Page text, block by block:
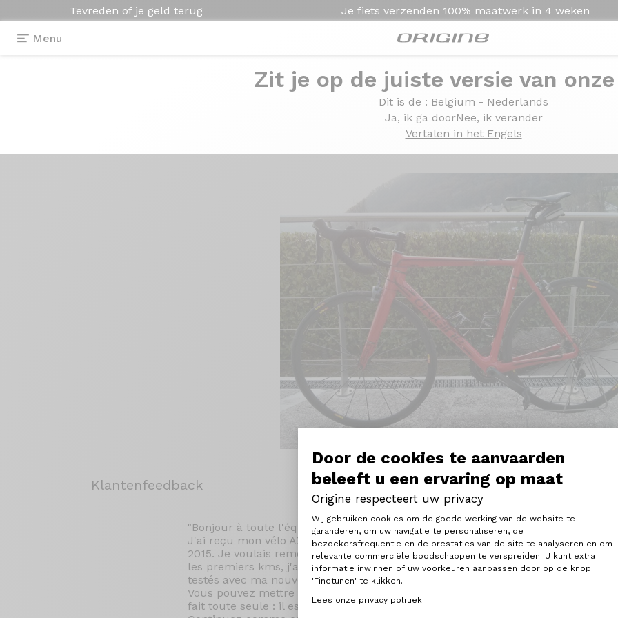
Door de cookies te aanvaarden
beleeft u een ervaring op maat
Origine respecteert uw privacy
Toestemmingsbeheerplatform:
Wij gebruiken cookies om de goede werking van de website te
garanderen, om uw navigatie te personaliseren, de
bezoekersfrequentie en de prestaties van de site te analyseren en om
relevante commerciële boodschappen te verspreiden. U kunt extra
informatie inwinnen of uw voorkeuren aanpassen door op de knop
'Finetunen' te klikken.
Lees onze privacy politiek
Axeptio consent
Tevreden of je geld terug Je fiets verzenden 100% maatwerk in 4 weken
Menu
Zit je op de juiste versie van
Dit is de : Belgium - Nederlands
Ja, ik ga doorNee, ik verander
Vertalen in het Engels
velo de route Axxome 250 Ultegra
route Axxome 250 Ultegra
Klantenfeedback
"Bonjour à toute l'équipe ORIGINE.
J'ai reçu mon vélo AXXOME en mai selon ma commande 640.... Je l'ai équipé
2015. Je voulais remercier M Morel pour ses conseils car même si j'ai attendu
les premiers kms, j'ai senti de nouvelles sensations sur un vélo. Les cols autour
testés avec ma nouvelle monture, que du bonheur.
Vous pouvez mettre mon témoignage en ligne sans problème, de toute façon,
fait toute seule : il est chouette ton vélo!!! p....., c'est quoi cette bête !!!!... et j'en